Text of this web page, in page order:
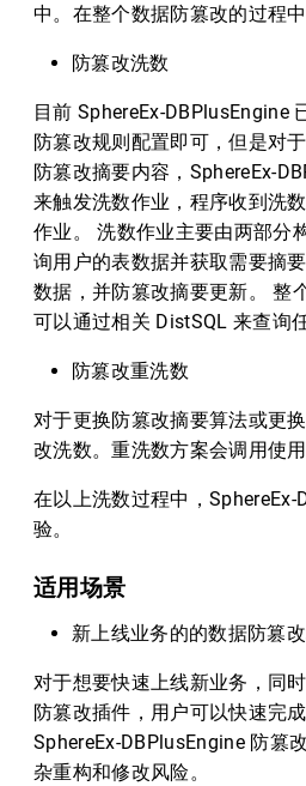
中。在整个数据防篡改的过程
防篡改洗数
目前 SphereEx-DBPlusEngine
防篡改规则配置即可，但是对
防篡改摘要内容，SphereEx-
来触发洗数作业，程序收到洗
作业。 洗数作业主要由两部分
询用户的表数据并获取需要摘
数据，并防篡改摘要更新。 整
可以通过相关 DistSQL 来查询
防篡改重洗数
对于更换防篡改摘要算法或更
改洗数。重洗数方案会调用使
在以上洗数过程中，
验。
适用场景
新上线业务的的数据防篡
对于想要快速上线新业务，同
防篡改插件，用户可以快速完
SphereEx-DBPlusEngine 防篡
杂重构和修改风险。